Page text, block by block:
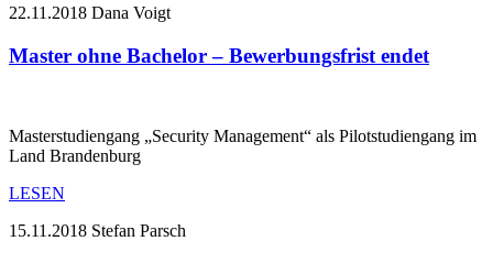
22.11.2018 Dana Voigt
Master ohne Bachelor – Bewerbungsfrist endet
Masterstudiengang „Security Management“ als Pilotstudiengang im
Land Brandenburg
LESEN
15.11.2018 Stefan Parsch